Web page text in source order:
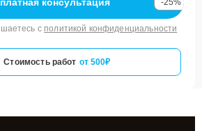
-25%
с политикой конфиденциальности
Стоимость работ от 500₽